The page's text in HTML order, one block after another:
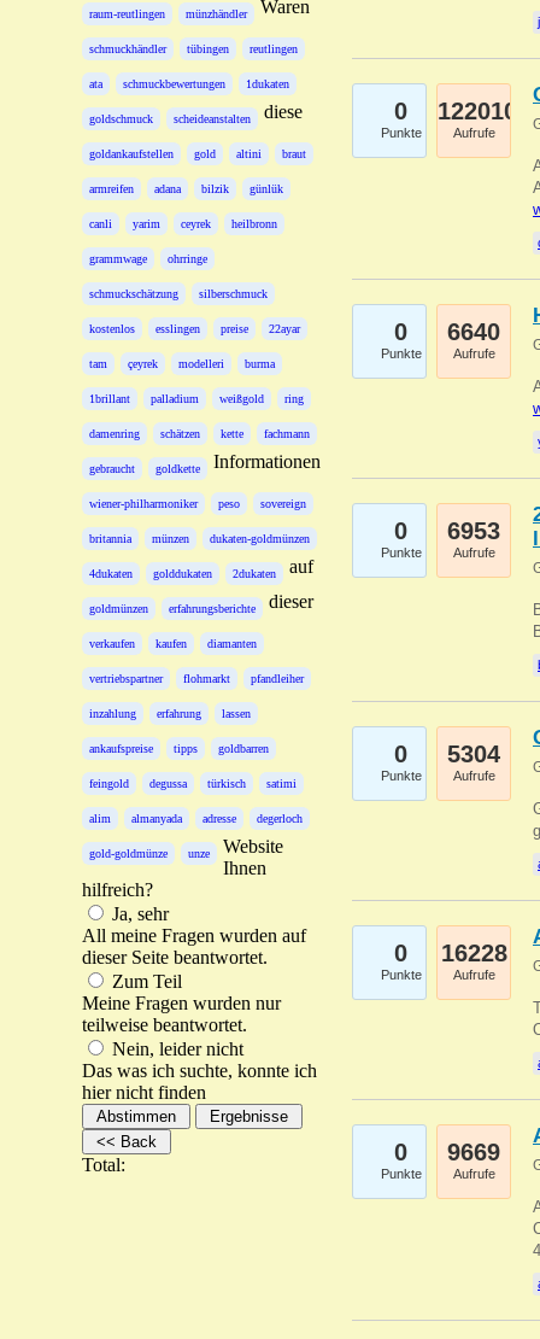
raum-reutlingen münzhändler
schmuckhändler tübingen reutlingen
ata schmuckbewertungen 1dukaten
goldschmuck scheideanstalten
goldankaufstellen gold altini braut
armreifen adana bilzik günlük
canli yarim ceyrek heilbronn
grammwage ohrringe
schmuckschätzung silberschmuck
kostenlos esslingen preise 22ayar
tam çeyrek modelleri burma
1brillant palladium weißgold ring
damenring schätzen kette fachmann
gebraucht goldkette
wiener-philharmoniker peso sovereign
britannia münzen dukaten-goldmünzen
4dukaten golddukaten 2dukaten
goldmünzen erfahrungsberichte
verkaufen kaufen diamanten
vertriebspartner flohmarkt pfandleiher
inzahlung erfahrung lassen
ankaufspreise tipps goldbarren
feingold degussa türkisch satimi
alim almanyada adresse degerloch
gold-goldmünze unze
Waren
diese
Informationen
auf
dieser
Website
Ihnen
hilfreich?
Ja, sehr
All meine Fragen wurden auf
dieser Seite beantwortet.
Zum Teil
Meine Fragen wurden nur
teilweise beantwortet.
Nein, leider nicht
Das was ich suchte, konnte ich
hier nicht finden
Total:
0
Punkte
122010
Aufrufe
0
Punkte
6640
Aufrufe
0
Punkte
6953
Aufrufe
0
Punkte
5304
Aufrufe
0
Punkte
16228
Aufrufe
0
Punkte
9669
Aufrufe